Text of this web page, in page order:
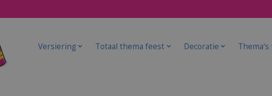
Versiering Totaal thema feest Decoratie Thema's